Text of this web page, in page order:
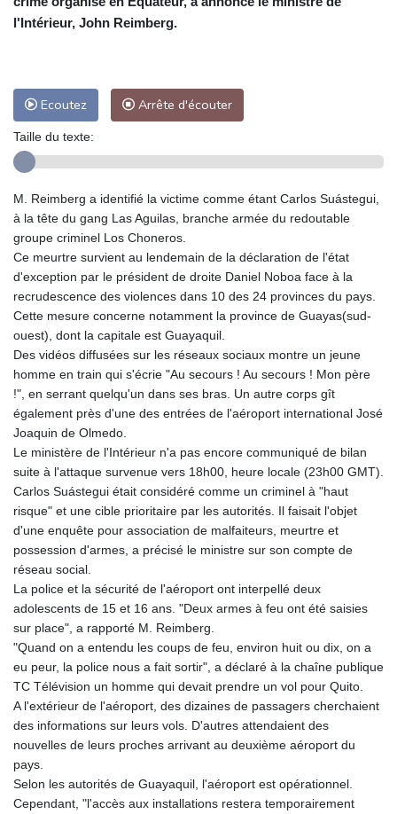
l'Intérieur, John Reimberg.
Ecoutez Arrête d'écouter
Taille du texte:
M. Reimberg a identifié la victime comme étant Carlos Suástegui,
à la tête du gang Las Aguilas, branche armée du redoutable
groupe criminel Los Choneros.
Ce meurtre survient au lendemain de la déclaration de l'état
d'exception par le président de droite Daniel Noboa face à la
recrudescence des violences dans 10 des 24 provinces du pays.
Cette mesure concerne notamment la province de Guayas(sud-
ouest), dont la capitale est Guayaquil.
Des vidéos diffusées sur les réseaux sociaux montre un jeune
homme en train qui s'écrie "Au secours ! Au secours ! Mon père
!", en serrant quelqu'un dans ses bras. Un autre corps gît
également près d'une des entrées de l'aéroport international José
Joaquin de Olmedo.
Le ministère de l'Intérieur n'a pas encore communiqué de bilan
suite à l'attaque survenue vers 18h00, heure locale (23h00 GMT).
Carlos Suástegui était considéré comme un criminel à "haut
risque" et une cible prioritaire par les autorités. Il faisait l'objet
d'une enquête pour association de malfaiteurs, meurtre et
possession d'armes, a précisé le ministre sur son compte de
réseau social.
La police et la sécurité de l'aéroport ont interpellé deux
adolescents de 15 et 16 ans. "Deux armes à feu ont été saisies
sur place", a rapporté M. Reimberg.
"Quand on a entendu les coups de feu, environ huit ou dix, on a
eu peur, la police nous a fait sortir", a déclaré à la chaîne publique
TC Télévision un homme qui devait prendre un vol pour Quito.
A l'extérieur de l'aéroport, des dizaines de passagers cherchaient
des informations sur leurs vols. D'autres attendaient des
nouvelles de leurs proches arrivant au deuxième aéroport du
pays.
Selon les autorités de Guayaquil, l'aéroport est opérationnel.
Cependant, "l'accès aux installations restera temporairement